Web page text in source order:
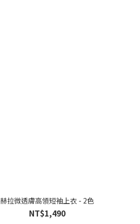
赫拉微透膚高領短袖上衣 - 2色
NT$1,490